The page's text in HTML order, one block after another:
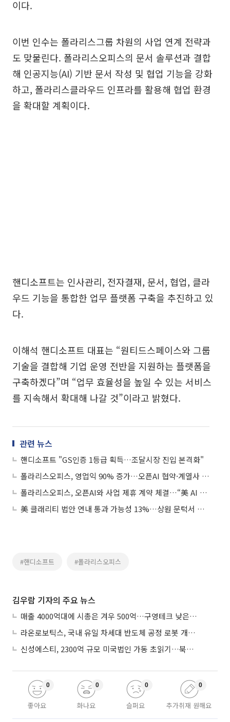
이다.
이번 인수는 폴라리스그룹 차원의 사업 연계 전략과
도 맞물린다. 폴라리스오피스의 문서 솔루션과 결합
해 인공지능(AI) 기반 문서 작성 및 협업 기능을 강화
하고, 폴라리스클라우드 인프라를 활용해 협업 환경
을 확대할 계획이다.
핸디소프트는 인사관리, 전자결재, 문서, 협업, 클라
우드 기능을 통합한 업무 플랫폼 구축을 추진하고 있
다.
이해석 핸디소프트 대표는 “원티드스페이스와 그룹
기술을 결합해 기업 운영 전반을 지원하는 플랫폼을
구축하겠다”며 “업무 효율성을 높일 수 있는 서비스
를 지속해서 확대해 나갈 것”이라고 밝혔다.
관련 뉴스
핸디소프트 "GS인증 1등급 획득…조달시장 진입 본격화"
폴라리스오피스, 영업익 90% 증가…오픈AI 협약·계열사 시너지로 AI 성장 가속
폴라리스오피스, 오픈AI와 사업 제휴 계약 체결…“美 AI 헬스케어 시장 진출”
美 클래리티 법안 연내 통과 가능성 13%…상원 문턱서 제동
#핸디소프트 #폴라리스오피스
김우람 기자의 주요 뉴스
매출 4000억대에 시총은 겨우 500억…구영테크 낮은 몸값에 저가 승계 마무리
라온로보틱스, 국내 유일 차세대 반도체 공정 로봇 개발 ‘고객사 테스트 진행’
신성에스티, 2300억 규모 미국법인 가동 초읽기…북미 ESS 공략 본격화
좋아요
0
화나요
0
슬퍼요
0
추가취재 원해요
0